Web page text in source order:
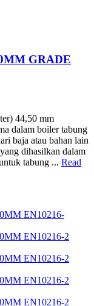
GRADE
44,50 mm
dalam boiler tabung
baja atau bahan lain
dihasilkan dalam
tabung ... Read
EN10216-
EN10216-2
EN10216-2
EN10216-2
EN10216-2